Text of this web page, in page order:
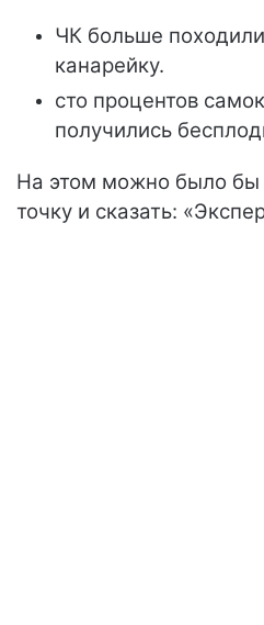
ЧК больше
канарейку.
сто процентов
получились
На этом можно было бы
точку и сказать: